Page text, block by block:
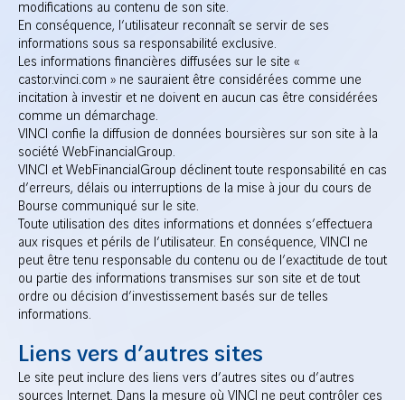
modifications au contenu de son site.
En conséquence, l’utilisateur reconnaît se servir de ses
informations sous sa responsabilité exclusive.
Les informations financières diffusées sur le site «
castor.vinci.com » ne sauraient être considérées comme une
incitation à investir et ne doivent en aucun cas être considérées
comme un démarchage.
VINCI confie la diffusion de données boursières sur son site à la
société WebFinancialGroup.
VINCI et WebFinancialGroup déclinent toute responsabilité en cas
d’erreurs, délais ou interruptions de la mise à jour du cours de
Bourse communiqué sur le site.
Toute utilisation des dites informations et données s’effectuera
aux risques et périls de l’utilisateur. En conséquence, VINCI ne
peut être tenu responsable du contenu ou de l’exactitude de tout
ou partie des informations transmises sur son site et de tout
ordre ou décision d’investissement basés sur de telles
informations.
Liens vers d’autres sites
Le site peut inclure des liens vers d’autres sites ou d’autres
sources Internet. Dans la mesure où VINCI ne peut contrôler ces